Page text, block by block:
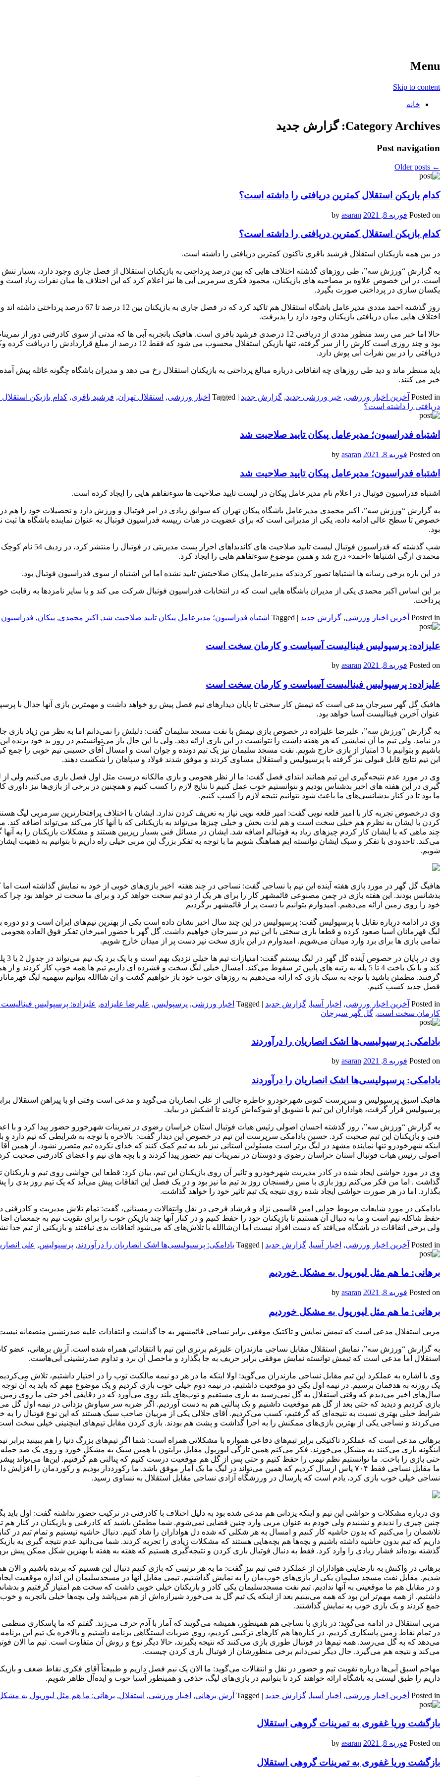
Menu
Skip to content
خانه
Category Archives: گزارش جدید
Post navigation
←
کدام بازیکن استقلال کمترین دریافتی را داشته است؟
Posted on فوریه 8, 2021 asaran
کدام بازیکن استقلال کمترین دریافتی را داشته است؟
در بین همه بازیکنان استقلال فرشید باقری تاکنون کمترین دریافتی را داشته است.
به گزارش “ورزش سه”، طی روزهای گذشته اختلاف هایی که بین درصد پرداختی به بازیکنان استقلال از فصل جاری وجود دارد، بسیار تنش
است. در این خصوص علاوه بر مصاحبه های بازیکنان، محمود فکری سرمربی آبی ها نیز اعلام کرد که این اختلاف ها میان نفرات زیاد است و
یکسان سازی در پرداختی صورت بگیرد.
روز گذشته احمد مددی مدیرعامل باشگاه استقلال هم تاکید کرد که در فصل جاری به بازیکنان بین 12 درصد تا 67 درصد
اختلاف هایی میان دریافتی بازیکنان وجود دارد را پذیرفت.
حالا اما خبر می رسد منظور مددی از دریافتی 12 درصدی فرشید باقری است. هافبک باتجربه آبی ها که مدتی از سوی کادرفنی دور از
بود و چند روزی است کارش را از سر گرفته، تنها بازیکن استقلال محسوب می شود که فقط 12 درصد از مبلغ قراردادش را
دریافتی را در بین نفرات آبی پوش دارد.
باید منتظر ماند و دید طی روزهای چه اتفاقاتی درباره مبالغ پرداختی به بازیکنان استقلال رخ می دهد و مدیران باشگاه چگونه غائله پیش
خیر می کنند.
Posted in آخرین اخبار ورزشی, خبر ورزشی جدید, گزارش جدید |
Tagged اخبار ورزشی, استقلال تهران, فرشید باقری, کدام بازیکن
دریافتی را داشته است؟
اشتباه فدراسیون؛ مدیرعامل پیکان تایید صلاحیت شد
Posted on فوریه 8, 2021 asaran
اشتباه فدراسیون؛ مدیرعامل پیکان تایید صلاحیت شد
اشتباه فدراسیون فوتبال در اعلام نام مدیرعامل پیکان در لیست تایید صلاحیت ها سوءتفاهم هایی را ایجاد کرده است.
به گزارش “ورزش سه”، اکبر محمدی مدیرعامل باشگاه پیکان تهران که سوابق زیادی در امر فوتبال و ورزش دارد و تحصیلات خود را هم در
خصوص تا سطح عالی ادامه داده، یکی از مدیرانی است که برای عضویت در هیات رییسه فدراسیون فوتبال به عنوان نماینده باشگاه ها ثبت
بود.
شب گذشته که فدراسیون فوتبال لیست تایید صلاحیت های کاندیداهای احراز پست مدیریتی در
محمدی ارگی اشتباها «احمد» درج شد و همین موضوع سوءتفاهم هایی را ایجاد کرد.
در این باره برخی رسانه ها اشتباها تصور کردندکه مدیرعامل پیکان صلاحیتش تایید نشده اما این اشتباه از سوی فدراسیون فوتبال بود.
بر این اساس اکبر محمدی یکی از مدیران باشگاه هایی است که در انتخابات فدراسیون فوتبال شرکت می کند و با سایر نامزدها به رقابت
پرداخت.
Posted in آخرین اخبار ورزشی, گزارش جدید |
Tagged اشتباه فدراسیون؛ مدیرعامل پیکان تایید صلاحیت شد, اکبر محمدی, پیکان, فدراسیون
علیزاده: پرسپولیس فینالیست آسیاست و کارمان سخت است
Posted on فوریه 8, 2021 asaran
علیزاده: پرسپولیس فینالیست آسیاست و کارمان سخت است
هافبک گل گهر سیرجان مدعی است که تیمش کار سختی تا پایان دیدارهای نیم فصل پیش رو خواهد داشت و مهمترین بازی آنها جدال با
عنوان آخرین فینالیست آسیا خواهد بود.
به گزارش “ورزش سه”، علیرضا علیزاده در خصوص بازی تیمش با نفت مسجد سلیمان گفت: دلیلش را نمی‌دانم اما به نظر من زیاد بازی
در نیامد. ولی تیم ما آن نمایشی که هر هفته داشت را نتوانست در این بازی ارائه دهد. ولی با این حال باز می‌توانستیم در روز بد خود برنده این
باشیم و بتوانیم با 3 امتیاز از بازی خارج شویم. نفت مسجد سلیمان نیز یک تیم دونده و جوان است و امسال آقای حسینی تیم خوبی را
این تیم نتایج قابل قبولی نیز گرفته با پرسپولیس و استقلال مساوی کردند و موفق شدند فولاد و سپاهان را شکست دهند.
وی در مورد عدم نتیجه‌گیری این تیم همانند ابتدای فصل گفت: ما از نظر هجومی و بازی مالکانه درست مثل اول فصل بازی می‌کنیم ولی از
گیری در این هفته های اخیر بدشناس بودیم و نتوانستیم خوب عمل کنیم تا نتایج لازم را کسب کنیم و همچنین در برخی از بازی‌ها نیز داوری
ما بود تا در کنار بدشانسی‌های ما باعث شود نتوانیم نتیجه لازم را کسب کنیم.
وی درخصوص تجربه کار با امیر قلعه نویی گفت: امیر قلعه نویی نیاز به تعریف کردن ندارد. ایشان با اختلاف پرافتخارترین سرمربی لیگ
کردن با ایشان به نظرم هم خیلی سخت است و هم لذت بخش و خیلی چیزها می‌تواند به بازیکنانی که با آنها کار می‌کند می‌تواند اضافه کند.
چند ماهی که با ایشان کار کردم چیزهای زیاد به فوتبالم اضافه شد. ایشان در مسائل فنی بسیار ریزبین هستند و مشکلات بازیکنان را به
می‌کند. تاحدودی با تفکر و سبک ایشان توانسته ایم هماهنگ شویم ما با توجه به تفکر بزرگ این مربی خیلی راه داریم تا بتوانیم به ذهنیت
شویم.
هافبگ گل گهر در مورد بازی هفته آینده این تیم با نساجی گفت: نساجی در چند هفته اخیر بازی‌های خوبی از خود به نمایش گذاشته است
بدشانس بودند. این هفته بازی در چمن مصنوعی قائمشهر کار را برای هر یک از دو تیم سخت خواهد کرد و برای ما سخت تر خواهد بود چرا که
خود را روی زمین ارائه می‌دهیم. امیدوارم بتوانیم با دست پر از قائمشهر برگردیم
وی در ادامه درباره تقابل با پرسپولیس گفت: پرسپولیس در این چند سال اخیر نشان داده است یکی از بهترین تیم‌های ایران است و دو دوره
لیگ قهرمانان آسیا صعود کرده و قطعا بازی سختی با این تیم در سیرجان خواهیم داشت. گل گهر با حضور امیرخان تفکر فوق العاده هجومی
تمامی بازی ها برای برد وارد میدان می‌شویم. امیدوارم در این بازی سخت نیز دست پر از میدان خارج شویم.
وی در پایان در
کند و با یک باخت 4 تا 5 پله به رتبه های پایین تر سقوط می‌کند. امسال خیلی لیگ سخت و فشرده ای داریم تیم ها همه خوب کار کردند و از
گرفتند. مطمئن باشید با توجه به سبک بازی که ارائه می‌دهیم به روزهای خوب خود باز خواهیم گشت و ان شاالله بتوانیم سهمیه لیگ قهرمانان
فصل جدید کسب کنیم.
Posted in آخرین اخبار ورزشی, اخبار آسیا, گزارش جدید |
Tagged اخبار ورزشی, پرسپولیس, علیرضا علیزاده, علیزاده: پرسپولیس
کارمان سخت است, گل گهر سیرجان
بادامکی: پرسپولیسی‌ها اشک انصاریان را درآوردند
Posted on فوریه 8, 2021 asaran
بادامکی: پرسپولیسی‌ها اشک انصاریان را درآوردند
هافبک اسبق پرسپولیس و سرپرست کنونی شهرخودرو خاطره جالبی از علی انصاریان می‌گوید و مدعی است وقتی او با پیراهن استقلال
پرسپولیس قرار گرفت، هواداران این تیم با تشویق او شوکه‌اش کردند تا اشکش در بیاید.
به گزارش “ورزش سه”، روز گذشته احسان اصولی رئیس هیات فوتبال استان خراسان رضوی در تمرینات شهرخورو حضور پیدا کرد و با
فنی و بازیکنان این تیم صحبت کرد. حسین بادامکی سرپرست این تیم در خصوص این دیدار گفت: بالاخره با توجه به شرایطی که تیم دارد و
اینکه شهرخودرو تنها نماینده مشهد در لیگ برتر است مسئولین استانی نیز باید به تیم کمک کنند که خدای نکرده تیم متضرر نشود. از همین
اصولی رئیس هیات فوتبال استان خراسان رضوی و دوستان در تمرینات تیم حضور پیدا کردند و با بچه های تیم و اعضای کادرفنی صحبت
وی در مورد حواشی ایجاد شده در کادر مدیریت شهرخودرو و تاثیر آن روی بازیکنان این تیم، بیان کرد: قطعا این حواشی روی تیم و بازیکنان
گذاشت . اما من فکر می‌کنم روز بازی با مس رفسنجان روز بد تیم ما نیز بود و در یک فصل این اتفاقات پیش می‌آید که یک تیم روز بدی را
بگذارد. اما در هر صورت حواشی ایجاد شده روی نتیجه یک تیم تاثیر خود را خواهد گذاشت.
بادامکی در مورد شایعات مربوط جدایی امین ‌قاسمی نژاد و فرشاد فرجی در نقل وانتقالات زمستانی، گفت: تمام تلاش مدیریت و کادرفنی
حفظ شاکله تیم است و ما به دنبال آن هستیم تا بازیکنان خود را حفظ کنیم و در کنار آنها چند بازیکن خوب را برای تقویت تیم به جمعمان
ولی برخی اتفاقات در باشگاه می‌افتد که دست افراد نیست اما ان‌شاالله با تلاش‌های که می‌شود اتفاقات بدی نیافتند و بازیکنی از تیم جدا
Posted in آخرین اخبار ورزشی, اخبار آسیا, گزارش جدید |
Tagged بادامکی: پرسپولیسی‌ها اشک انصاریان را درآوردند, پرسپولیس, علی
برهانی: ما هم مثل لیورپول به مشکل خوردیم
Posted on فوریه 8, 2021 asaran
برهانی: ما هم مثل لیورپول به مشکل خوردیم
مربی استقلال مدعی است که تیمش نمایش و تاکتیک موفقی برابر نساجی قائمشهر به جا گذاشت و انتقادات علیه صدرنشین منصفانه
به گزارش “ورزش سه”، نمایش استقلال مقابل نساجی مازندران علیرغم برتری این تیم با انتقاداتی همراه شده است. آرش برهانی، عضو
استقلال اما مدعی است که تیمش توانسته نمایش موفقی برابر حریف به جا بگذارد و ماحصل آن برد و تداوم صدرنشینی آبی‌هاست.
وی با اشاره به عملکرد این تیم مقابل نساجی مازندران می‌گوید: اولا اینکه ما در هر دو نیمه مالکیت توپ را در اختیار داشتیم، تلاش می‌کردیم
یک روزنه به هدفمان برسیم. در نیمه اول یکی دو موقعیت داشتیم، در نیمه دوم خیلی خوب بازی کردیم و یک موضوع مهم که باید به آن توجه
سال‌های اخیر می‌‌دیدم که وقتی استقلال به گل نمی‌رسید به بازی مستقیم و توپ‌های بلند روی می‌آورد که در دقایقی آخر حتی ما روی
بازی کردیم و دیدید که حتی بعد از گل هم موقعیت داشتیم و یک پنالتی هم به دست آوردیم. اگر ضربه سر سیاوش یزدانی در نیمه اول گل
شرایط خیلی بهتری نسبت به نتیجه‌ای که گرفتیم، کسب می‌کردیم. آقای جلالی یکی از مربیان صاحب سبک هستند که این نوع فوتبال را به
می‌کردند و نساجی یکی از بهترین بازی‌های ممکنش را به اجرا گذاشت و پشت هم بودند. بازی کردن مقابل تیم‌های اینچنینی خیلی سخت
برهانی مدعی است که عملکرد تاکتیکی برابر تیم‌های دفاعی همواره با مشکلاتی همراه است: شما اگر تیم‌های بزرگ دنیا را هم ببینید برابر
اینگونه بازی می‌کنند به مشکل می‌خورند. فکر می‌کنم همین تازگی لیورپول مقابل برایتون با همین سبک به مشکل خورد و روی یک ضد
حتی بازی را باخت. ما توانستیم نظم تیمی را حفظ کنیم و حتی پس از گل هم موقعیت درست کنیم که پنالتی هم گرفتیم. این‌ها می‌تواند
ما مقابل نساجی فقط ۷۰۴ پاس ارسال کردیم که همین می‌تواند در لیگ ما یک آمار موفق باشد. ما رکورددار بودیم و رکوردمان را افزایش
نساجی خیلی خوب بازی کرد، یادم است که پارسال در ورزشگاه آزادی نساجی مقایل استقلال به تساوی رسید.
وی درباره مشکلات و حواشی این تیم و اینکه یزدانی هم مدعی شده بود به دلیل اختلاف با کادرفنی در ترکیب حضور نداشته گفت: اول باید
چنین چیزی را ندیدم و نشنیدم ولی خودم به عنوان مربی وارد چنین فضایی نمی‌شوم. شما مطمئن باشید که کادرفنی و بازیکنان در کنار هم
تلاشمان را می‌کنیم که بدون حاشیه کار کنیم و امسال به هر شکلی که شده دل هواداران را شاد کنیم. دنبال حاشیه نیستیم و تمام تیم در
داریم که تیم بدون حاشیه داشته باشیم و بچه‌ها هم بچه‌هایی هستند که مشکلات زیادی را تجربه کردند. شما می‌دانید عدم نتیجه گیری به
گذشته بوده‌اند فشار زیادی را وارد کرد. فقط به دنبال فوتبال بازی کردن و نتیجه‌گیری هستیم که هفته به هفته با بهترین شکل ممکن پیش
برهانی در واکنش به نارضایتی هواداران از عملکرد فنی تیم نیز گفت: ما به هر ترتیبی که بازی کنیم دنبال این هستیم که برنده باشیم و الان
شدیم. مقابل نفت مسجد سلیمان یکی از بازی‌های خوب‌مان را به نمایش گذاشتیم. تیمی مقابل آنها در مسجدسلیمان این اندازه موقعیت
و در مقابل هم ما موقعیتی به آنها ندادیم. تیم نفت مسجدسلیمان یکی کادر و بازیکنان خیلی خوبی داشت که سخت هم امتیاز گرفتیم و
داشتیم. از همه مهم‌تر این بود که همه می‌بینیم بعد از اینکه یک تیم گل بد می‌خورد شیرازه‌اش از هم می‌پاشد ولی بچه‌ها خیلی باتجربه و خوب
جمع کردند و یک بازی خوب به نمایش گذاشتند.
مربی استقلال در ادامه می‌گوید: در بازی با نساجی هم همینطور، همیشه می‌گویند که آمار با آدم حرف می‌زند. گفتم که ما پاسکاری منظمی
در تمام نقاط زمین پاسکاری کردیم. در کناره‌ها هم کارهای ترکیبی کردیم، روی ضربات ایستگاهی برنامه داشتیم و بالاخره یک تیم این
می‌دهد که به گل می‌رسد. همه تیم‌ها در فوتبال طوری بازی می‌کنند که نتیجه بگیرند، حالا دیگر نوع و روش آن متفاوت است. تیم ما الان
می‌کند و نتیجه هم می‌گیرد. حال دیگر نمی‌دانم برخی منظورشان از فوتبال بازی کردن چیست.
مهاجم اسبق آبی‌ها درباره تقویت تیم و حضور در نقل و انتقالات می‌گوید: ما الان یک نیم فصل داریم و طبیعتاً آقای فکری نقاط ضعف و
داریم را طبق لیستی به باشگاه ارائه خواهند کرد تا بتوانیم در بازی‌های لیگ، حذفی و همینطور آسیا خوب و ایده‌آل ظاهر شویم.
Posted in آخرین اخبار ورزشی, اخبار آسیا, گزارش جدید |
Tagged آرش برهانی, اخبار ورزشی, استقلال, برهانی: ما هم مثل لیورپول به
بازگشت وریا غفوری به تمرینات گروهی استقلال
Posted on فوریه 8, 2021 asaran
بازگشت وریا غفوری به تمرینات گروهی استقلال